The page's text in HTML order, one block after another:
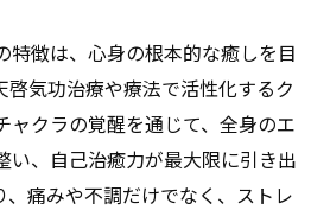
特徴は、心身の根本的な癒しを目
啓気功治療や療法で活性化するク
ャクラの覚醒を通じて、全身のエ
い、自己治癒力が最大限に引き出
、痛みや不調だけでなく、ストレ